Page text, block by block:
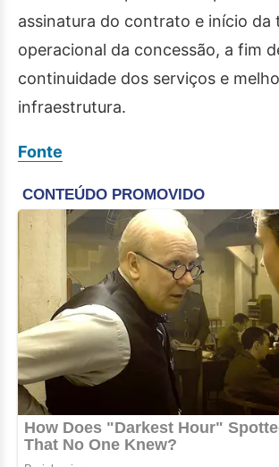
assinatura do contrato e início da
operacional da concessão, a fim
continuidade dos serviços e
infraestrutura.
Fonte